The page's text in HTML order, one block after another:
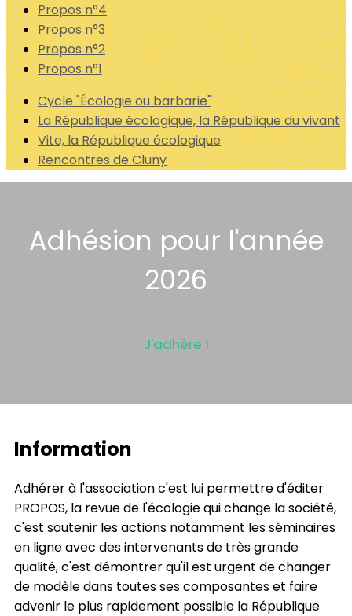
Propos n°4
Propos n°3
Propos n°2
Propos n°1
Cycle "Écologie ou barbarie"
La République écologique, la République du vivant
Vite, la République écologique
Rencontres de Cluny
Adhésion pour l'année
2026
J'adhère !
Information
Adhérer à l'association c'est lui permettre d'éditer
PROPOS, la revue de l'écologie qui change la société,
c'est soutenir les actions notamment les séminaires
en ligne avec des intervenants de très grande
qualité, c'est démontrer qu'il est urgent de changer
de modèle dans toutes ses composantes et faire
advenir le plus rapidement possible la République